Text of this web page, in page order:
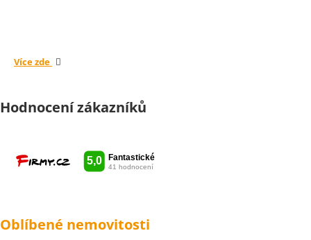
Více zde
Hodnocení zákazníků
Oblíbené nemovitosti